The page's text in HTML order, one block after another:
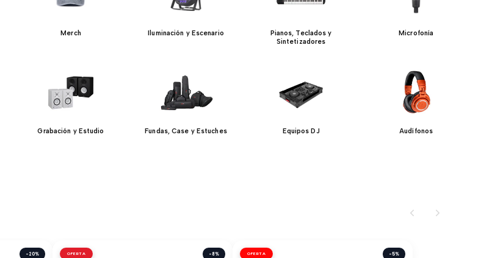
Merch Iluminación y Escenario
Pianos, Teclados y
Sintetizadores
Microfonía
Grabación y Estudio Fundas, Case y Estuches Equipos DJ Audífonos
-20% OFERTA -8% OFERTA -5%